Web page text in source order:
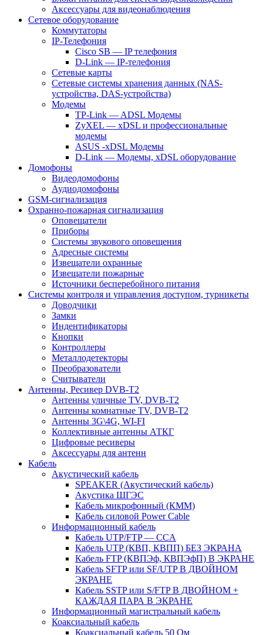
Аксессуары для видеонаблюдения
Сетевое оборудование
Коммутаторы
IP-Телефония
Cisco SB — IP телефония
D-Link — IP-телефония
Сетевые карты
Сетевые системы хранения данных (NAS-
устройства, DAS-устройства)
Модемы
TP-Link — ADSL Модемы
ZyXEL — xDSL и профессиональные
модемы
ASUS -xDSL Модемы
D-Link — Модемы, xDSL оборудование
Домофоны
Видеодомофоны
Аудиодомофоны
GSM-сигнализация
Охранно-пожарная сигнализация
Оповещатели
Приборы
Системы звукового оповещения
Адресные системы
Извещатели охранные
Извещатели пожарные
Источники бесперебойного питания
Системы контроля и управления доступом, турникеты
Доводчики
Замки
Индентификаторы
Кнопки
Контроллеры
Металлодетекторы
Преобразователи
Считыватели
Антенны, Ресивер DVB-T2
Антенны уличные TV, DVB-T2
Антенны комнатные TV, DVB-T2
Антенны 3G\4G, WI-FI
Коллективные антенны АТКГ
Цифровые ресиверы
Аксессуары для антенн
Кабель
Акустический кабель
SPEAKER (Акустический кабель)
Акустика ШГЭС
Кабель микрофонный (КММ)
Кабель силовой Power Cable
Информационный кабель
Кабель UTP/FTP — CCA
Кабель UTP (КВП, КВПП) БЕЗ ЭКРАНА
Кабель FTP (КВПЭф, КВПЭфП) В ЭКРАНЕ
Кабель SFTP или SF/UTP В ДВОЙНОМ
ЭКРАНЕ
Кабель SSTP или S/FTP В ДВОЙНОМ +
КАЖДАЯ ПАРА В ЭКРАНЕ
Информационный магистральный кабель
Коаксиальный кабель
Коаксиальный кабель 50 Ом